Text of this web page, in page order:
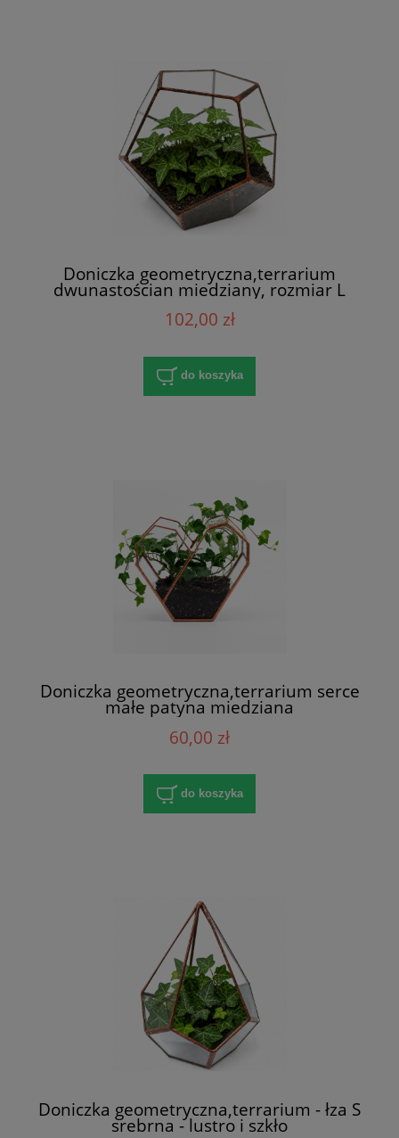
Doniczka geometryczna,terrarium
dwunastościan miedziany, rozmiar L
102,00 zł
do koszyka
Doniczka geometryczna,terrarium serce
małe patyna miedziana
60,00 zł
do koszyka
Doniczka geometryczna,terrarium - łza S
srebrna - lustro i szkło